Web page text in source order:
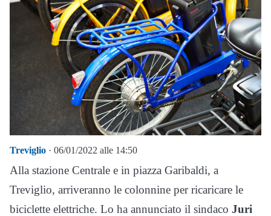
Treviglio · 06/01/2022 alle 14:50
Alla stazione Centrale e in piazza Garibaldi, a
Treviglio, arriveranno le colonnine per ricaricare le
biciclette elettriche. Lo ha annunciato il sindaco Juri